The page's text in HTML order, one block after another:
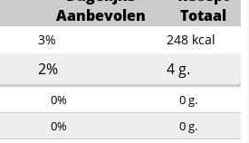
Aanbevolen
Totaal
3% 248 kcal
2% 4 g.
0% 0g.
0% 0g.